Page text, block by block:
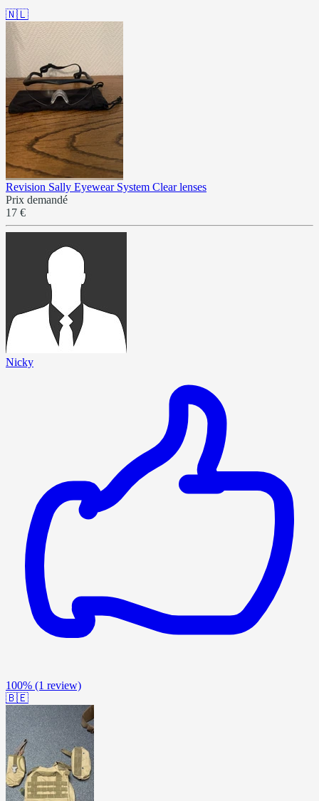
🇳🇱
Revision Sally Eyewear System Clear lenses
Prix demandé
17 €
Nicky
100% (1 review)
🇧🇪